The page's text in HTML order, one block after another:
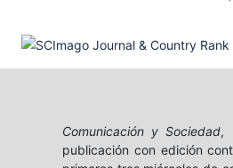
Comunicación y Sociedad,
publicación con edición